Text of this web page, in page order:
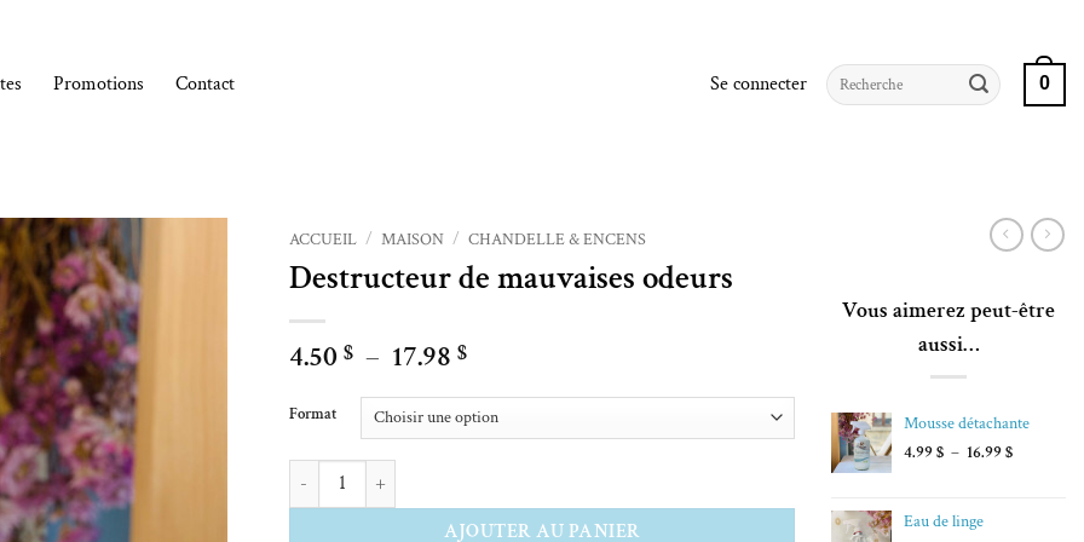
Promotions Contact Se connecter
Recherche
pour :
0
Ajouter à la liste de souhaits
ACCUEIL / MAISON / CHANDELLE & ENCENS
Destructeur de mauvaises odeurs
4.50 $ – 17.98 $Plage
prix :
4.50 $
17.98 $
Format
quantité de Destructeur de mauvaises odeurs
AJOUTER AU PANIER
Alternative:
Vous aimerez peut-être
aussi…
Mousse détachante
4.99$ – 16.99$Plage
Eau de linge